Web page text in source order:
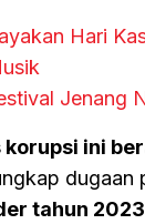
Hari
Jenang
korupsi ini
dugaan
tahun 2023